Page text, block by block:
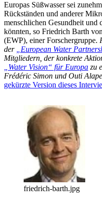
Europas Süßwasser sei
Rückständen und anderer
menschlichen Gesundheit und
könnten, so Friedrich Barth
(EWP), einer Forschergruppe.
der
„European Water
Mitgliedern, der konkrete
„Water Vision“ für Europa zu
Frédéric Simon und Outi
gekürzte Version dieses
friedrich-barth.jpg